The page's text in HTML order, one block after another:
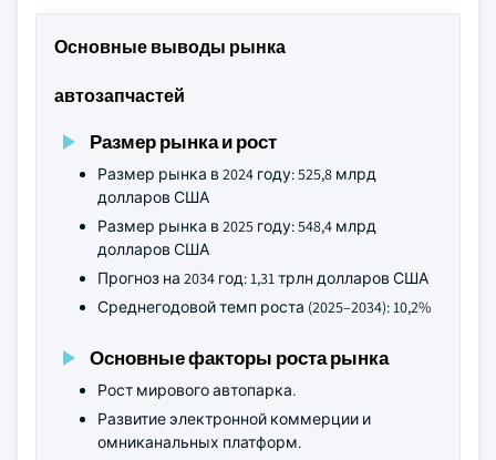
Основные выводы рынка
автозапчастей
Размер рынка и рост
Размер рынка в 2024 году: 525,8 млрд
долларов США
Размер рынка в 2025 году: 548,4 млрд
долларов США
Прогноз на 2034 год: 1,31 трлн долларов США
Среднегодовой темп роста (2025–2034): 10,2%
Основные факторы роста рынка
Рост мирового автопарка.
Развитие электронной коммерции и
омниканальных платформ.